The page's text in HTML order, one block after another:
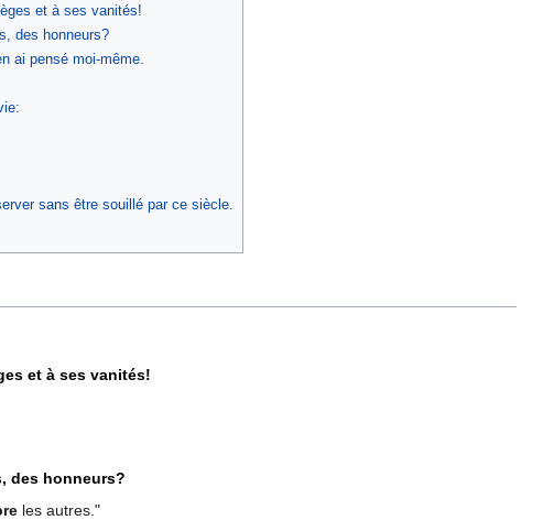
et à ses vanités!
des honneurs?
ai pensé moi-même.
sans être souillé par ce siècle.
et à ses vanités!
des honneurs?
les autres."